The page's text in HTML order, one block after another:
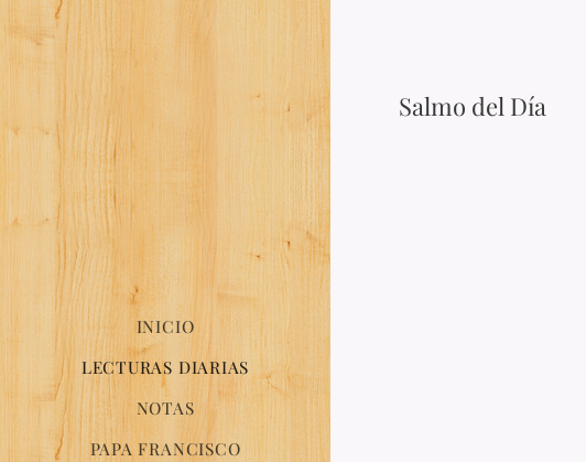
INICIO
LECTURAS DIARIAS
NOTAS
PAPA FRANCISCO
Salmo del Día